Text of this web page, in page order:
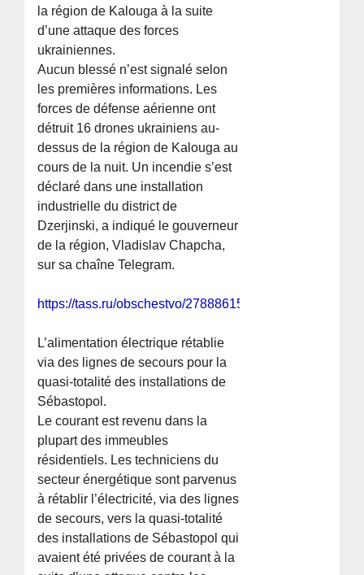
la région de Kalouga à la suite
d’une attaque des forces
ukrainiennes.
Aucun blessé n’est signalé selon
les premières informations. Les
forces de défense aérienne ont
détruit 16 drones ukrainiens au-
dessus de la région de Kalouga au
cours de la nuit. Un incendie s’est
déclaré dans une installation
industrielle du district de
Dzerjinski, a indiqué le gouverneur
de la région, Vladislav Chapcha,
sur sa chaîne Telegram.
https://tass.ru/obschestvo/27888615
L’alimentation électrique rétablie
via des lignes de secours pour la
quasi-totalité des installations de
Sébastopol.
Le courant est revenu dans la
plupart des immeubles
résidentiels. Les techniciens du
secteur énergétique sont parvenus
à rétablir l’électricité, via des lignes
de secours, vers la quasi-totalité
des installations de Sébastopol qui
avaient été privées de courant à la